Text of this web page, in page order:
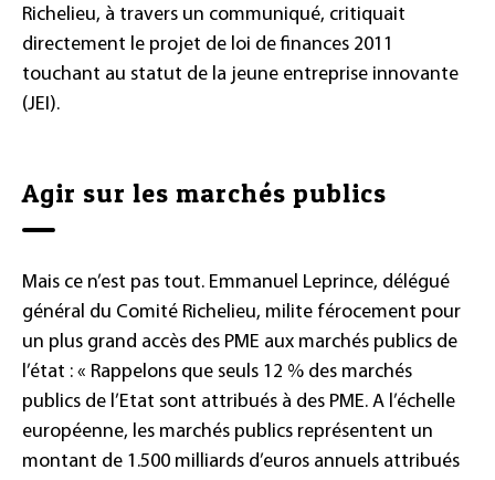
Richelieu, à travers un communiqué, critiquait
directement le projet de loi de finances 2011
touchant au statut de la jeune entreprise innovante
(JEI).
Agir sur les marchés publics
Mais ce n’est pas tout. Emmanuel Leprince, délégué
général du Comité Richelieu, milite férocement pour
un plus grand accès des PME aux marchés publics de
l’état : « Rappelons que seuls 12 % des marchés
publics de l’Etat sont attribués à des PME. A l’échelle
européenne, les marchés publics représentent un
montant de 1.500 milliards d’euros annuels attribués